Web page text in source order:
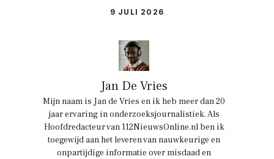
9 JULI 2026
Jan De Vries
Mijn naam is Jan de Vries en ik heb meer dan 20
jaar ervaring in onderzoeksjournalistiek. Als
Hoofdredacteur van 112NieuwsOnline.nl ben ik
toegewijd aan het leveren van nauwkeurige en
onpartijdige informatie over misdaad en